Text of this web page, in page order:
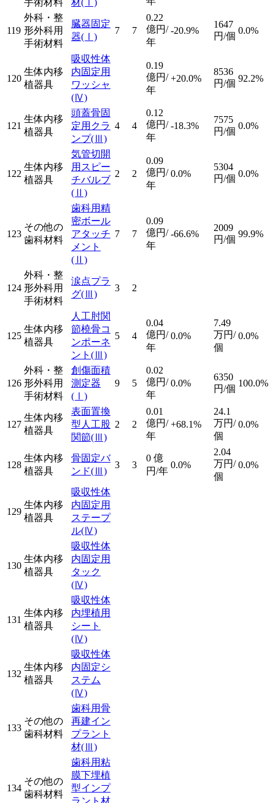
手術材料
材(Ⅰ)
119
外科・整
形外科用
手術材料
臓器固定
器(Ⅰ)
7 7
0.22
億円/
年
-20.9%
1647
円/個
0.0%
120
生体内移
植器具
吸収性体
内固定用
ワッシャ
(Ⅳ)
0.19
億円/
年
+20.0%
8536
円/個 92.2%
121
生体内移
植器具
頭蓋骨固
定用クラ
ンプ(Ⅲ)
4 4
0.12
億円/
年
-18.3%
7575
円/個
0.0%
122
生体内移
植器具
気管切開
用スピー
チバルブ
(Ⅱ)
2 2
0.09
億円/
年
0.0%
5304
円/個 0.0%
123
その他の
歯科材料
歯科用精
密ボール
アタッチ
メント
(Ⅱ)
7 7
0.09
億円/
年
-66.6%
2009
円/個
99.9%
124
外科・整
形外科用
手術材料
涙点プラ
グ(Ⅲ)
3 2
125
生体内移
植器具
人工肘関
節橈骨コ
ンポーネ
ント (Ⅲ)
5 4
0.04
億円/
年
0.0%
7.49
万円/
個
0.0%
126
外科・整
形外科用
手術材料
創傷面積
測定器
(Ⅰ)
9 5
0.02
億円/
年
0.0%
6350
円/個
100.0%
127
生体内移
植器具
表面置換
型人工股
関節(Ⅲ)
2 2
0.01
億円/
年
+68.1%
24.1
万円/
個
0.0%
128
生体内移
植器具
骨固定バ
ンド(Ⅲ)
3 3
0 億
円/年
0.0%
2.04
万円/
個
0.0%
129
生体内移
植器具
吸収性体
内固定用
ステープ
ル(Ⅳ)
130
生体内移
植器具
吸収性体
内固定用
タック
(Ⅳ)
131
生体内移
植器具
吸収性体
内埋植用
シート
(Ⅳ)
132
生体内移
植器具
吸収性体
内固定シ
ステム
(Ⅳ)
133
その他の
歯科材料
歯科用骨
再建イン
プラント
材(Ⅲ)
134
その他の
歯科材料
歯科用粘
膜下埋植
型インプ